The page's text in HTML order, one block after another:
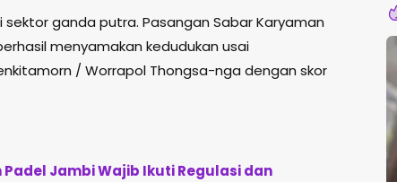
ganda putra. Pasangan Sabar Karyaman
menyamakan kedudukan usai
/ Worrapol Thongsa-nga dengan skor
Jambi Wajib Ikuti Regulasi dan